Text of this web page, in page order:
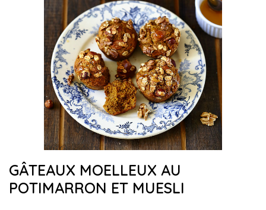
GÂTEAUX MOELLEUX AU
POTIMARRON ET MUESLI